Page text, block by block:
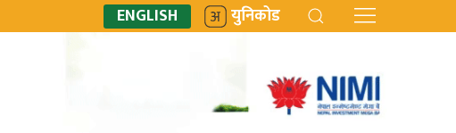
ENGLISH युनिकोड